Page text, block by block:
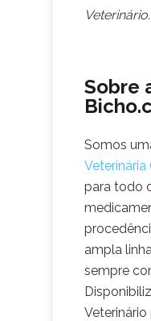
Veterinário.
Sobre
Somos
Veterinária
para todo
ampla
sempre
Veterinário